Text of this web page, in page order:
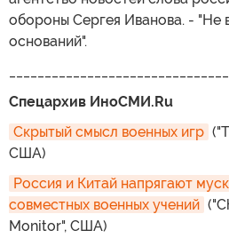
обороны Сергея Иванова. - "Не
оснований".
Спецархив ИноСМИ.Ru
Скрытый смысл военных игр
США)
Россия и Китай напрягают
совместных военных учений
Monitor", США)